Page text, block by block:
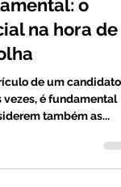
1 min de leitura
o
na hora de